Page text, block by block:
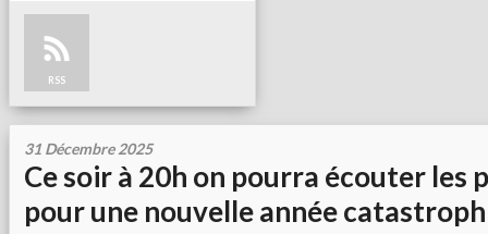
RSS
31 Décembre 2025
Ce soir à 20h on pourra écouter les
pour une nouvelle année